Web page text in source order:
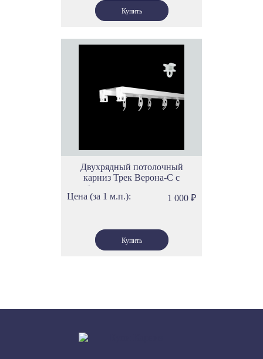
Двухрядный потолочный
карниз Трек Верона-С с
бегунками скольжения
Цена (за 1 м.п.):
1 000 ₽